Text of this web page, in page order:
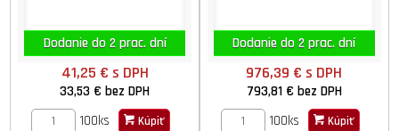
Dodanie do 2 prac. dní
41,25 € s DPH
33,53 €bez DPH
100ks
Kúpiť
Dodanie do 2 prac. dní
976,39 €s DPH
793,81 € bez DPH
100ks
Kúpiť